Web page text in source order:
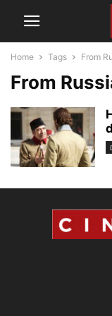
Home Tags From
From